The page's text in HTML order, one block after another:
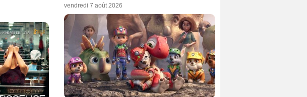
vendredi 7 août 2026